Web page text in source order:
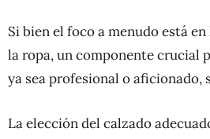
Si bien el foco a menudo está
la ropa, un componente crucial
ya sea profesional o aficionado,
La elección del calzado